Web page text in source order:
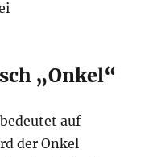
„Onkel“
auf
der Onkel